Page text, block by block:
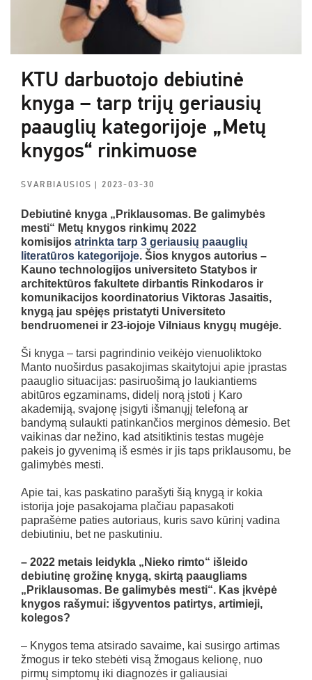
KTU darbuotojo debiutinė
knyga – tarp trijų geriausių
paauglių kategorijoje „Metų
knygos“ rinkimuose
SVARBIAUSIOS| 2023-03-30
Debiutinė knyga „Priklausomas. Be galimybės
mesti“ Metų knygos rinkimų 2022
komisijos atrinkta tarp 3 geriausių paauglių
literatūros kategorijoje. Šios knygos autorius –
Kauno technologijos universiteto Statybos ir
architektūros fakultete dirbantis Rinkodaros ir
komunikacijos koordinatorius Viktoras Jasaitis,
knygą jau spėjęs pristatyti Universiteto
bendruomenei ir 23-iojoje Vilniaus knygų mugėje.
Ši knyga – tarsi pagrindinio veikėjo vienuoliktoko
Manto nuoširdus pasakojimas skaitytojui apie įprastas
paauglio situacijas: pasiruošimą jo laukiantiems
abitūros egzaminams, didelį norą įstoti į Karo
akademiją, svajonę įsigyti išmanųjį telefoną ar
bandymą sulaukti patinkančios merginos dėmesio. Bet
vaikinas dar nežino, kad atsitiktinis testas mugėje
pakeis jo gyvenimą iš esmės ir jis taps priklausomu, be
galimybės mesti.
Apie tai, kas paskatino parašyti šią knygą ir kokia
istorija joje pasakojama plačiau papasakoti
paprašėme paties autoriaus, kuris savo kūrinį vadina
debiutiniu, bet ne paskutiniu.
– 2022 metais leidykla „Nieko rimto“ išleido
debiutinę grožinę knygą, skirtą paaugliams
„Priklausomas. Be galimybės mesti“. Kas įkvėpė
knygos rašymui: išgyventos patirtys, artimieji,
kolegos?
– Knygos tema atsirado savaime, kai susirgo artimas
žmogus ir teko stebėti visą žmogaus kelionę, nuo
pirmų simptomų iki diagnozės ir galiausiai